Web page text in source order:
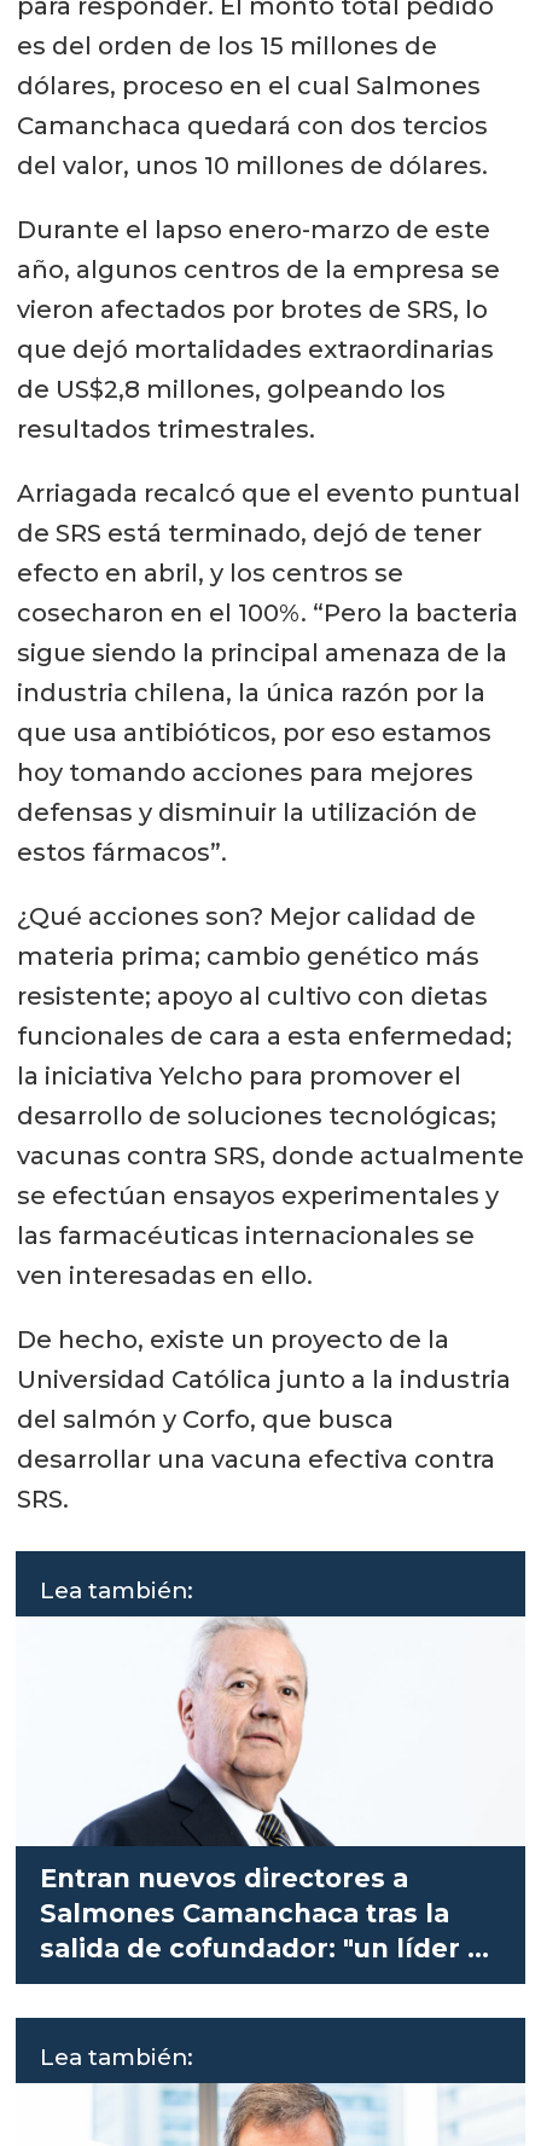
para responder. El monto total pedido
es del orden de los 15 millones de
dólares, proceso en el cual Salmones
Camanchaca quedará con dos tercios
del valor, unos 10 millones de dólares.
Durante el lapso enero-marzo de este
año, algunos centros de la empresa se
vieron afectados por brotes de SRS, lo
que dejó mortalidades extraordinarias
de US$2,8 millones, golpeando los
resultados trimestrales.
Arriagada recalcó que el evento puntual
de SRS está terminado, dejó de tener
efecto en abril, y los centros se
cosecharon en el 100%. “Pero la bacteria
sigue siendo la principal amenaza de la
industria chilena, la única razón por la
que usa antibióticos, por eso estamos
hoy tomando acciones para mejores
defensas y disminuir la utilización de
estos fármacos”.
¿Qué acciones son? Mejor calidad de
materia prima; cambio genético más
resistente; apoyo al cultivo con dietas
funcionales de cara a esta enfermedad;
la iniciativa Yelcho para promover el
desarrollo de soluciones tecnológicas;
vacunas contra SRS, donde actualmente
se efectúan ensayos experimentales y
las farmacéuticas internacionales se
ven interesadas en ello.
De hecho, existe un proyecto de la
Universidad Católica junto a la industria
del salmón y Corfo, que busca
desarrollar una vacuna efectiva contra
SRS.
Lea también:
Entran nuevos directores a
Salmones Camanchaca tras la
salida de cofundador: "un líder y
referente"
Lea también: